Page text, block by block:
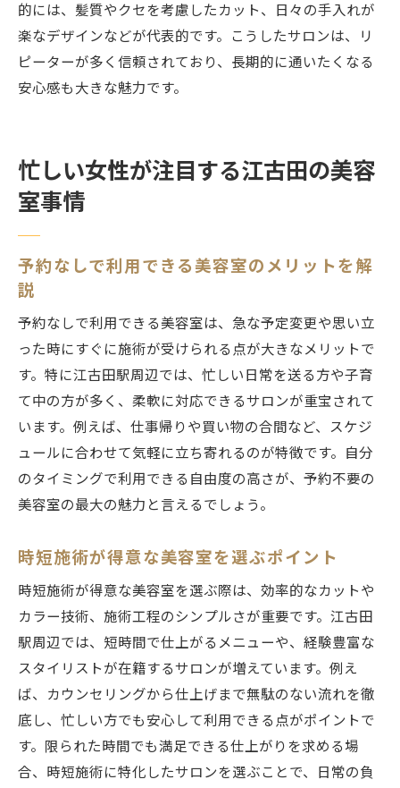
的には、髪質やクセを考慮したカット、日々の手入れが
楽なデザインなどが代表的です。こうしたサロンは、リ
ピーターが多く信頼されており、長期的に通いたくなる
安心感も大きな魅力です。
忙しい女性が注目する江古田の美容
室事情
予約なしで利用できる美容室のメリットを解
説
予約なしで利用できる美容室は、急な予定変更や思い立
った時にすぐに施術が受けられる点が大きなメリットで
す。特に江古田駅周辺では、忙しい日常を送る方や子育
て中の方が多く、柔軟に対応できるサロンが重宝されて
います。例えば、仕事帰りや買い物の合間など、スケジ
ュールに合わせて気軽に立ち寄れるのが特徴です。自分
のタイミングで利用できる自由度の高さが、予約不要の
美容室の最大の魅力と言えるでしょう。
時短施術が得意な美容室を選ぶポイント
時短施術が得意な美容室を選ぶ際は、効率的なカットや
カラー技術、施術工程のシンプルさが重要です。江古田
駅周辺では、短時間で仕上がるメニューや、経験豊富な
スタイリストが在籍するサロンが増えています。例え
ば、カウンセリングから仕上げまで無駄のない流れを徹
底し、忙しい方でも安心して利用できる点がポイントで
す。限られた時間でも満足できる仕上がりを求める場
合、時短施術に特化したサロンを選ぶことで、日常の負